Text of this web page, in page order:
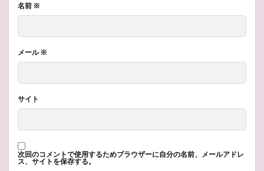
名前 ※
メール※
サイト
次回のコメントで使用するためブラウザーに自分の名前、メールアドレ
ス、サイトを保存する。